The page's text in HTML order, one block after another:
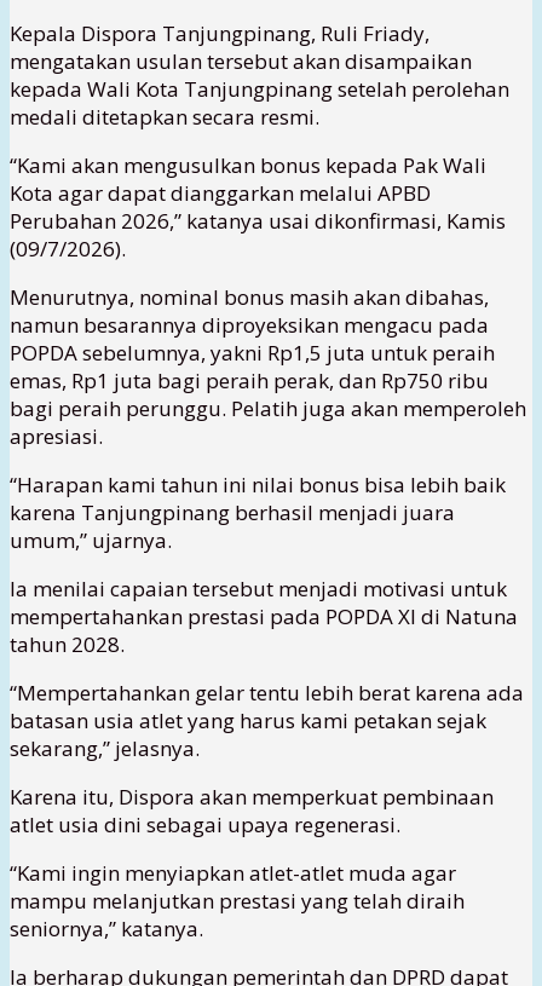
Kepala Dispora Tanjungpinang, Ruli Friady,
mengatakan usulan tersebut akan disampaikan
kepada Wali Kota Tanjungpinang setelah perolehan
medali ditetapkan secara resmi.
“Kami akan mengusulkan bonus kepada Pak Wali
Kota agar dapat dianggarkan melalui APBD
Perubahan 2026,” katanya usai dikonfirmasi, Kamis
(09/7/2026).
Menurutnya, nominal bonus masih akan dibahas,
namun besarannya diproyeksikan mengacu pada
POPDA sebelumnya, yakni Rp1,5 juta untuk peraih
emas, Rp1 juta bagi peraih perak, dan Rp750 ribu
bagi peraih perunggu. Pelatih juga akan memperoleh
apresiasi.
“Harapan kami tahun ini nilai bonus bisa lebih baik
karena Tanjungpinang berhasil menjadi juara
umum,” ujarnya.
Ia menilai capaian tersebut menjadi motivasi untuk
mempertahankan prestasi pada POPDA XI di Natuna
tahun 2028.
“Mempertahankan gelar tentu lebih berat karena ada
batasan usia atlet yang harus kami petakan sejak
sekarang,” jelasnya.
Karena itu, Dispora akan memperkuat pembinaan
atlet usia dini sebagai upaya regenerasi.
“Kami ingin menyiapkan atlet-atlet muda agar
mampu melanjutkan prestasi yang telah diraih
seniornya,” katanya.
Ia berharap dukungan pemerintah dan DPRD dapat